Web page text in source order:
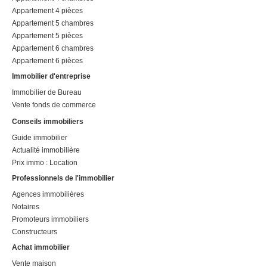
Appartement 4 pièces
Appartement 5 chambres
Appartement 5 pièces
Appartement 6 chambres
Appartement 6 pièces
Immobilier d'entreprise
Immobilier de Bureau
Vente fonds de commerce
Conseils immobiliers
Guide immobilier
Actualité immobilière
Prix immo : Location
Professionnels de l'immobilier
Agences immobilières
Notaires
Promoteurs immobiliers
Constructeurs
Achat immobilier
Vente maison